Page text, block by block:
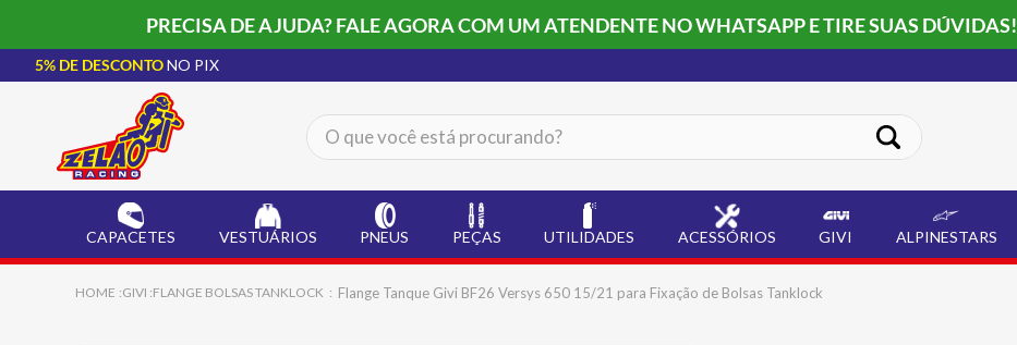
PRECISA DE AJUDA? FALE AGORA COM UM ATENDENTE NO WHATSAPP E TIRE SUAS DÚVIDAS!
5% DE DESCONTONO PIX
O que você está procurando?
CAPACETES VESTUÁRIOS PNEUS PEÇAS UTILIDADES ACESSÓRIOS GIVI ALPINESTARS
GIVI FLANGE BOLSAS TANKLOCK Flange Tanque Givi BF26 Versys 650 15/21 para Fixação de Bolsas Tanklock
CAPACETE LS2
2º BOTA
3º JAQUETA